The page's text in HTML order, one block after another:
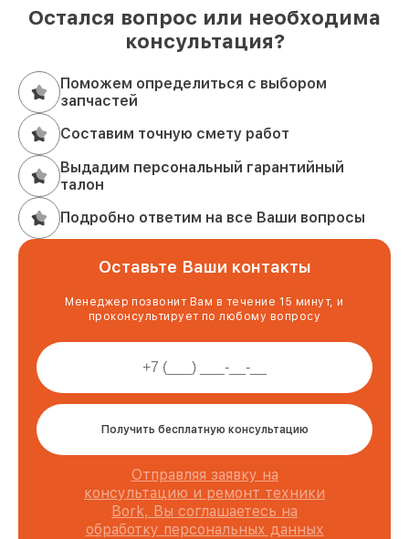
Остался вопрос или необходима
консультация?
Поможем определиться с выбором
запчастей
Составим точную смету работ
Выдадим персональный гарантийный
талон
Подробно ответим на все Ваши вопросы
Оставьте Ваши контакты
Менеджер позвонит Вам в течение 15 минут, и
проконсультирует по любому вопросу
Получить бесплатную консультацию
Отправляя заявку на
консультацию и ремонт техники
Bork, Вы соглашаетесь на
обработку персональных данных